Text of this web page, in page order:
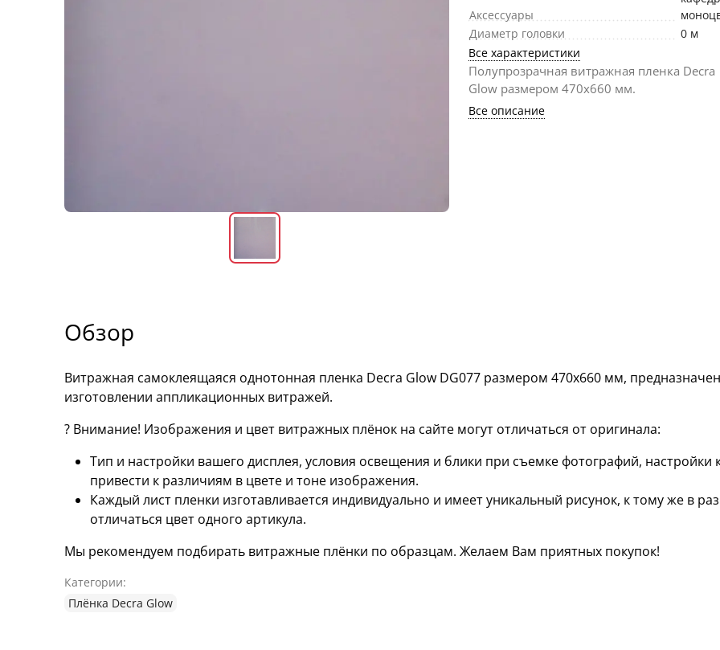
Аксессуары
Диаметр головки
0 м
Все характеристики
Полупрозрачная витражная пленка Decra
Glow размером 470х660 мм.
Все описание
Обзор
Витражная самоклеящаяся однотонная пленка Decra Glow DG077 размером 470х660 мм,
изготовлении аппликационных витражей.
? Внимание! Изображения и цвет витражных плёнок на сайте могут отличаться от оригинала:
Тип и настройки вашего дисплея, условия освещения и блики при съемке фотографий,
привести к различиям в цвете и тоне изображения.
Каждый лист пленки изготавливается индивидуально и имеет уникальный рисунок, к тому же в
отличаться цвет одного артикула.
Мы рекомендуем подбирать витражные плёнки по образцам. Желаем Вам приятных покупок!
Категории:
Плёнка Decra Glow